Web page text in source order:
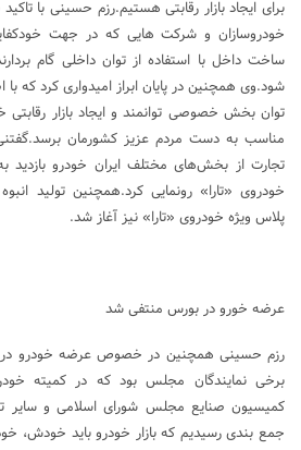
برای ایجاد بازار رقابتی هستیم.رزم حسینی با
خودروسازان و شرکت هایی که در جهت
ساخت داخل با استفاده از توان داخلی گام
شود.وی همچنین در پایان ابراز امیدواری کرد که
توان بخش خصوصی توانمند و ایجاد بازار رقابتی
مناسب به دست مردم عزیز کشورمان
تجارت از بخش‌های مختلف ایران خودرو بازدید
خودروی «تارا» رونمایی کرد.همچنین تولید
پلاس ویژه خودروی «تارا» نیز آغاز شد.
عرضه خورو در بورس منتفی شد
رزم حسینی همچنین در خصوص عرضه خودرو
برخی نمایندگان مجلس بود که در کمیته
کمیسیون صنایع مجلس شورای اسلامی و
جمع بندی رسیدیم که بازار خودرو باید خودش،